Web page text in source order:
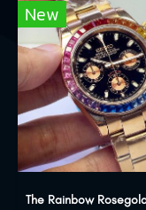
New
The Rainbow